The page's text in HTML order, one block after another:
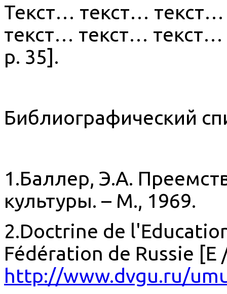
Текст… текст…
текст… текст…
р. 35].
Библиографический
1.Баллер, Э.А.
культуры. – М., 1969.
2.Doctrine de
Fédération de Russie [E
http://www.dvgu.ru/